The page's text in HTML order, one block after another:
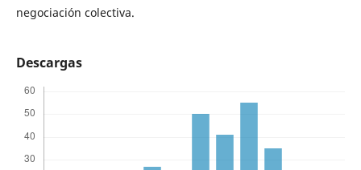
negociación colectiva.
Descargas